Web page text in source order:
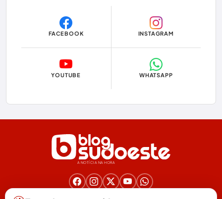
Dom Basílio
Economia
Educação
Eleições 2024
Encruzilhada
Érico Cardoso
FACEBOOK INSTAGRAM
YOUTUBE WHATSAPP
A NOTÍCIA NA HORA